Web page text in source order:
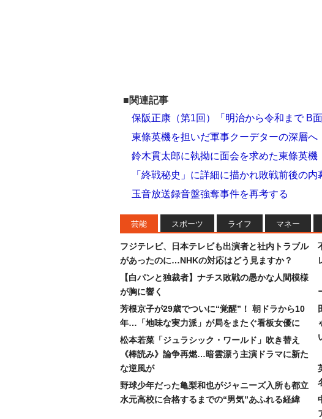
■関連記事
保阪正康（第1回）「明治から令和まで B面
東條英機を担いだ軍事クーデターの深層へ
鈴木貫太郎に執拗に面会を求めた東條英機
「終戦秘史」に詳細に描かれ敗戦前後の内
玉音放送録音盤強奪事件を再考する
芸能 スポーツ ライフ マネー
フジテレビ、日本テレビも出演者と社内トラブル
があったのに…NHKの対応はどう見ますか？
【白パンと独裁者】ナチス敗戦の愚かな人間模様
が胸に響く
芳根京子が29歳でついに“覚醒”！ 朝ドラから10
年…「地味な実力派」が局をまたぐ看板女優に
松本若菜「ジュラシック・ワールド」吹き替え
《棒読み》論争再燃…暗雲漂う主演ドラマに新た
な逆風が
野球少年だった亀梨和也がジャニーズ入所も都立
水元高校に合格するまでの“男気”あふれる経緯